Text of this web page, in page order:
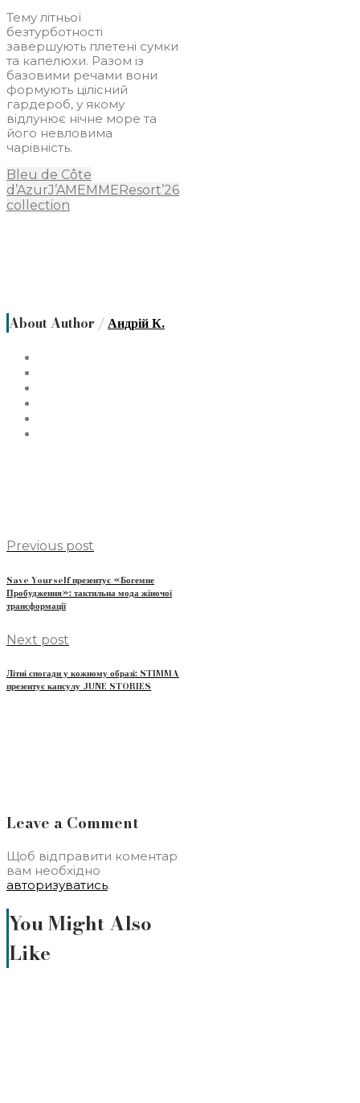
Тему літньої
безтурботності
завершують плетені сумки
та капелюхи. Разом із
базовими речами вони
формують цілісний
гардероб, у якому
відлунює нічне море та
його невловима
чарівність.
Bleu de Côte
d’AzurJ’AMEMMEResort’26
collection
About Author /Андрій К.
Previous post
Save Yourself презентує «Богемне
Пробудження»: тактильна мода жіночої
трансформації
Next post
Літні спогади у кожному образі: STIMMA
презентує капсулу JUNE STORIES
Leave a Comment
Щоб відправити коментар
вам необхідно
авторизуватись.
You Might Also
Like